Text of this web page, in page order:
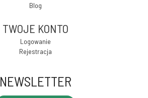
Blog
TWOJE KONTO
Logowanie
Rejestracja
NEWSLETTER